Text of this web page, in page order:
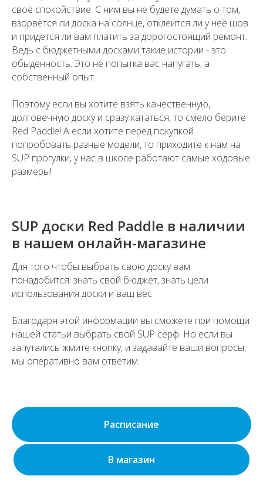
своё спокойствие. С ним вы не будете думать о том,
взорвётся ли доска на солнце, отклеится ли у неё шов
и придется ли вам платить за дорогостоящий ремонт.
Ведь с бюджетными досками такие истории - это
обыденность. Это не попытка вас напугать, а
собственный опыт.
Поэтому если вы хотите взять качественную,
долговечную доску и сразу кататься, то смело берите
Red Paddle! А если хотите перед покупкой
попробовать разные модели, то приходите к нам на
SUP прогулки, у нас в школе работают самые ходовые
размеры!
SUP доски Red Paddle в наличии
в нашем онлайн-магазине
Для того чтобы выбрать свою доску вам
понадобится: знать свой бюджет, знать цели
использования доски и ваш вес.
Благодаря этой информации вы сможете при помощи
нашей статьи выбрать свой SUP сёрф. Но если вы
запутались жмите кнопку, и задавайте ваши вопросы,
мы оперативно вам ответим.
Расписание
В магазин